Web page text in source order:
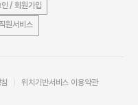
/ 회원가입
원서비스
위치기반서비스 이용약관